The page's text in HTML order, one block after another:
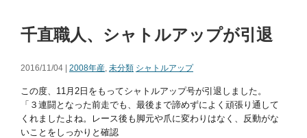
千直職人、シャトルアップが引退
2016/11/04 | 2008年産, 未分類 シャトルアップ
この度、11月2日をもってシャトルアップ号が引退しました。
「３連闘となった前走でも、最後まで諦めずによく頑張り通して
くれましたよね。レース後も脚元や爪に変わりはなく、反動がな
いことをしっかりと確認